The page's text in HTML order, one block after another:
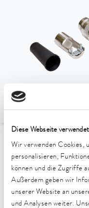
Diese Webseite
Wir verwenden Cookies,
personalisieren,
können und die Zugriffe
Außerdem geben wir
unserer Website an
und Analysen weiter.
zur Übersicht Zubehör
Passend für
Zubehör